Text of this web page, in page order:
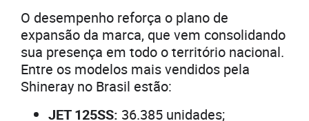
O desempenho reforça o plano de
expansão da marca, que vem consolidando
sua presença em todo o território nacional.
Entre os modelos mais vendidos pela
Shineray no Brasil estão:
JET 125SS: 36.385 unidades;